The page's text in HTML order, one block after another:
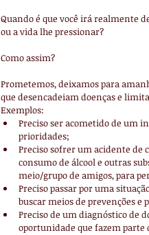
Quando é que você irá realmente
ou a vida lhe pressionar?
Como assim?
Prometemos, deixamos para
que desencadeiam doenças e
Exemplos:
Preciso ser acometido de um
prioridades;
Preciso sofrer um acidente de
consumo de álcool e outras
meio/grupo de amigos, para
Preciso passar por uma
buscar meios de prevenções e
Preciso de um diagnóstico de
oportunidade que fazem parte